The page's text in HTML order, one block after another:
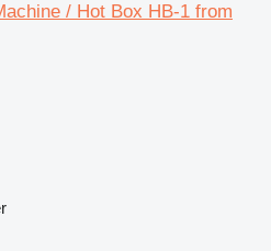
/ Hot Box HB-1 from